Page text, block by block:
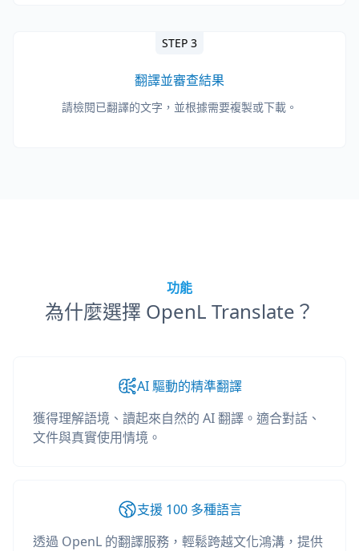
STEP 3
翻譯並審查結果
請檢閱已翻譯的文字，並根據需要複製或下載。
功能
為什麼選擇 OpenL Translate？
AI 驅動的精準翻譯
獲得理解語境、讀起來自然的 AI 翻譯。適合對話、
文件與真實使用情境。
支援 100 多種語言
透過 OpenL 的翻譯服務，輕鬆跨越文化鴻溝，提供